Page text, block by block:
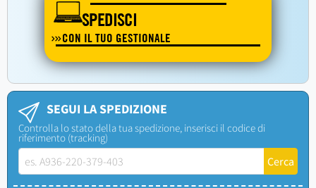
SPEDISCI
CON IL TUO GESTIONALE
SEGUI LA SPEDIZIONE
Controlla lo stato della tua spedizione, inserisci il codice di
riferimento (tracking)